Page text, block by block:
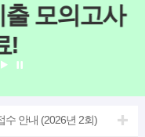
모의고사
2026 1회 직업상담사2급 최종 합격자 발표 및 환급/연장 안내
09-12 시험)
수 안내 (2026년 2회)
동론 종강
2025 제24회 청소년상담사3급 기출문제 강의 업데이트 완료 안내